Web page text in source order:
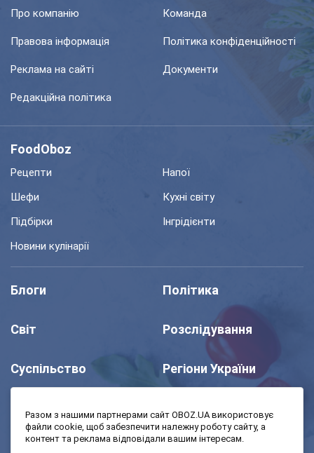
Про компанію Команда
Правова інформація Політика конфіденційності
Реклама на сайті Документи
Редакційна політика
FoodOboz
Рецепти
Напої
Шефи
Кухні світу
Підбірки
Інгрідієнти
Новини кулінарії
Блоги Політика
Світ Розслідування
Суспільство Регіони України
Моя школа Авто
Разом з нашими партнерами сайт OBOZ.UA використовує
файли cookie, щоб забезпечити належну роботу сайту, а
контент та реклама відповідали вашим інтересам.